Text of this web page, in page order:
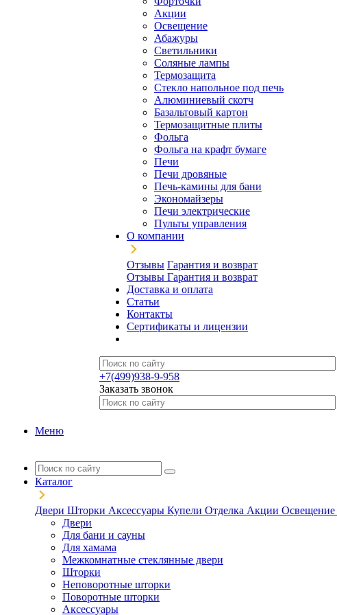
Акции
Освещение
Абажуры
Светильники
Соляные лампы
Термозащита
Стекло напольное под печь
Алюминиевый скотч
Базальтовый картон
Термозащитные плиты
Фольга
Фольга на крафт бумаге
Печи
Печи дровяные
Печь-камины для бани
Экономайзеры
Печи электрические
Пульты управления
О компании
Отзывы Гарантия и возврат
Отзывы Гарантия и возврат
Доставка и оплата
Статьи
Контакты
Сертификаты и лицензии
+7(499)938-9-958
Заказать звонок
Меню
Каталог
Двери Шторки Аксессуары Купели Отделка Акции Освещение
Двери
Для бани и сауны
Для хамама
Межкомнатные стеклянные двери
Шторки
Неповоротные шторки
Поворотные шторки
Аксессуары